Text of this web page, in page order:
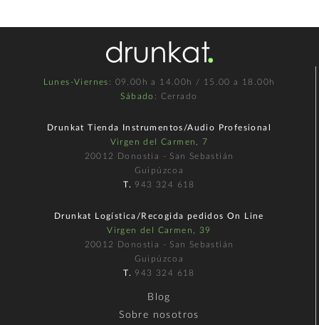
Lunes-Viernes : 09.00h a 14.00h / 15.00 a 18.00h
Sábado : Cerrado
Drunkat Tienda Instrumentos/Audio Profesional
Virgen del Carmen, 7
20012 Donostia - San Sebastián
Guipúzcoa
T. 943 324 618
Drunkat Logística/Recogida pedidos On Line
Virgen del Carmen, 39
20012 Donostia - San Sebastián
Guipúzcoa
T. 943 324 618
Blog
Sobre nosotros